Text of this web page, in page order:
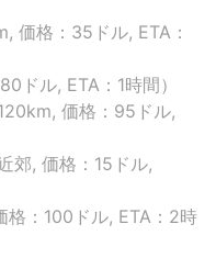
価格：35ドル, ETA：
ドル, ETA：1時間）
価格：95ドル,
郊, 価格：15ドル,
格：100ドル, ETA：2時